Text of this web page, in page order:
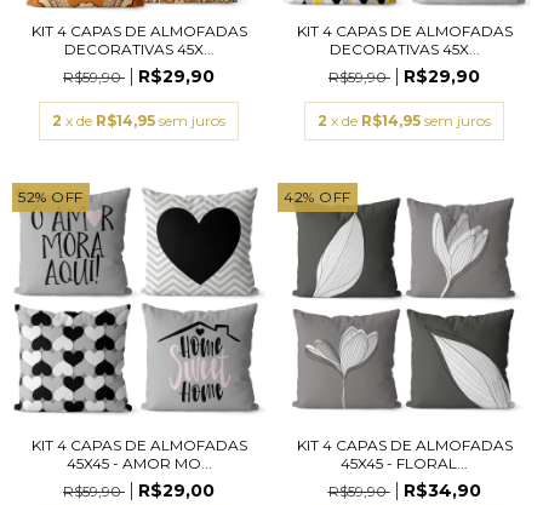
KIT 4 CAPAS DE ALMOFADAS
DECORATIVAS 45X...
R$59,90
R$29,90
2 x de R$14,95 sem juros
KIT 4 CAPAS DE ALMOFADAS
DECORATIVAS 45X...
R$59,90
R$29,90
2 x de R$14,95 sem juros
52% OFF
KIT 4 CAPAS DE ALMOFADAS
45X45 - AMOR MO...
R$59,90
R$29,00
42% OFF
KIT 4 CAPAS DE ALMOFADAS
45X45 - FLORAL...
R$59,90
R$34,90